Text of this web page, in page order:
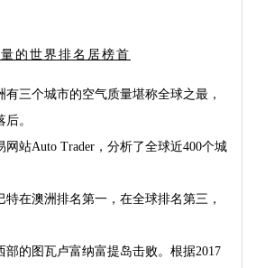
的世界排名居榜首
三个城市的空气质量堪称全球之最，
。
网站Auto Trader ，分析了全球近400个城
在澳洲排名第一，在全球排名第三，
部的图瓦卢富纳富提岛击败。根据2017